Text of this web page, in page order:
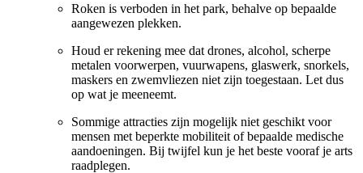
Roken is verboden in het park, behalve op bepaalde
aangewezen plekken.
Houd er rekening mee dat drones, alcohol, scherpe
metalen voorwerpen, vuurwapens, glaswerk, snorkels,
maskers en zwemvliezen niet zijn toegestaan. Let dus
op wat je meeneemt.
Sommige attracties zijn mogelijk niet geschikt voor
mensen met beperkte mobiliteit of bepaalde medische
aandoeningen. Bij twijfel kun je het beste vooraf je arts
raadplegen.